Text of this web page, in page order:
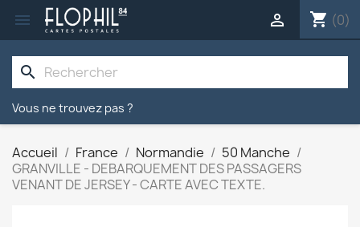
 shopping_cart (0)

search
Vous ne trouvez pas ?
Accueil France Normandie
50 Manche
GRANVILLE - DEBARQUEMENT DES PASSAGERS
VENANT DE JERSEY - CARTE AVEC TEXTE.